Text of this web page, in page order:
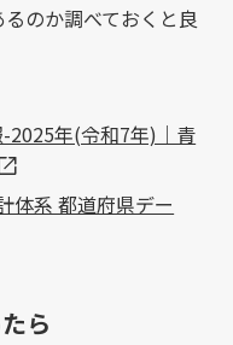
のか調べておくと良
2025年(令和7年)｜青
体系 都道府県デー
ら